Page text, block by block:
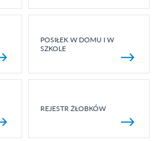
POSIŁEK W DOMU I W
SZKOLE
REJESTR ŻŁOBKÓW